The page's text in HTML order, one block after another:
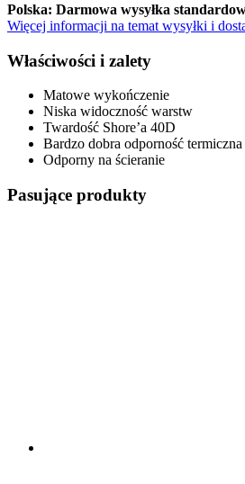
Polska: Darmowa wysyłka
Więcej informacji na temat wysyłki i
Właściwości i zalety
Matowe wykończenie
Niska widoczność warstw
Twardość Shore’a 40D
Bardzo dobra odporność
Odporny na ścieranie
Pasujące produkty